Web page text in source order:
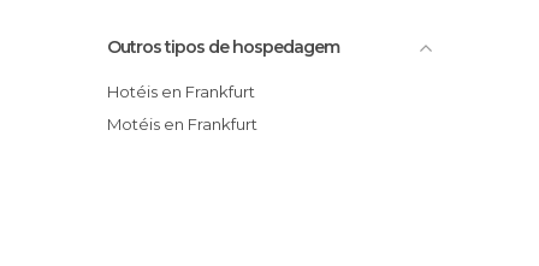
Outros tipos de hospedagem
Hotéis en Frankfurt
Motéis en Frankfurt